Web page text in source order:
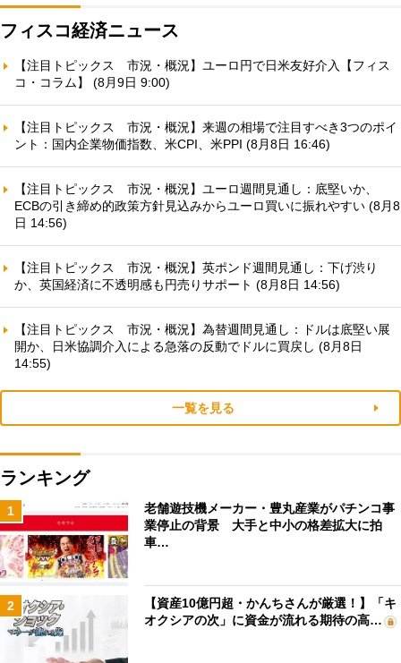
フィスコ経済ニュース
【注目トピックス 市況・概況】ユーロ円で日米友好介入【フィス
コ・コラム】 (8月9日 9:00)
【注目トピックス 市況・概況】来週の相場で注目すべき3つのポイ
ント：国内企業物価指数、米CPI、米PPI (8月8日 16:46)
【注目トピックス 市況・概況】ユーロ週間見通し：底堅いか、
ECBの引き締め的政策方針見込みからユーロ買いに振れやすい (8月8
日 14:56)
【注目トピックス 市況・概況】英ポンド週間見通し：下げ渋り
か、英国経済に不透明感も円売りサポート (8月8日 14:56)
【注目トピックス 市況・概況】為替週間見通し：ドルは底堅い展
開か、日米協調介入による急落の反動でドルに買戻し (8月8日
14:55)
一覧を見る
ランキング
1
老舗遊技機メーカー・豊丸産業がパチンコ事
業停止の背景 大手と中小の格差拡大に拍
車…
2
【資産10億円超・かんちさんが厳選！】「キ
オクシアの次」に資金が流れる期待の高…